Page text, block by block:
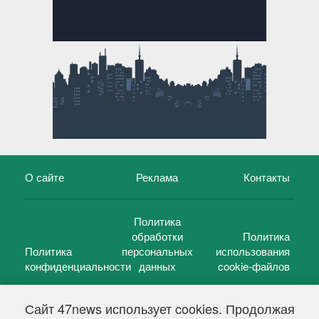
Сайт 47news использует cookies. Продолжая
О сайте Реклама Контакты
Политика
конфиденциальности
Политика
обработки
персональных
данных
Политика
использования
cookie-файлов